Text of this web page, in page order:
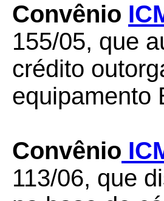
Convênio
155/05, que
crédito
equipamento
Convênio
113/06, que